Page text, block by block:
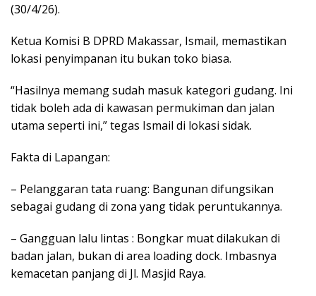
(30/4/26).
Ketua Komisi B DPRD Makassar, Ismail, memastikan
lokasi penyimpanan itu bukan toko biasa.
“Hasilnya memang sudah masuk kategori gudang. Ini
tidak boleh ada di kawasan permukiman dan jalan
utama seperti ini,” tegas Ismail di lokasi sidak.
Fakta di Lapangan:
– Pelanggaran tata ruang: Bangunan difungsikan
sebagai gudang di zona yang tidak peruntukannya.
– Gangguan lalu lintas : Bongkar muat dilakukan di
badan jalan, bukan di area loading dock. Imbasnya
kemacetan panjang di Jl. Masjid Raya.